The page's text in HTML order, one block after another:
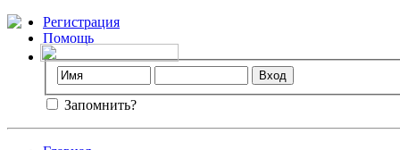
Регистрация
Помощь
Запомнить?